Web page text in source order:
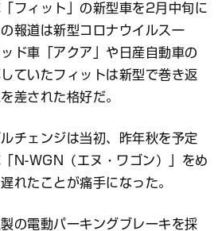
フィット」の新型車を2月中旬に
報道は新型コロナウイルス一
ド車「アクア」や日産自動車の
ていたフィットは新型で巻き返
差された格好だ。
チェンジは当初、昨年秋を予定
N-WGN（エヌ・ワゴン）」をめ
れたことが痛手になった。
の電動パーキングブレーキを採